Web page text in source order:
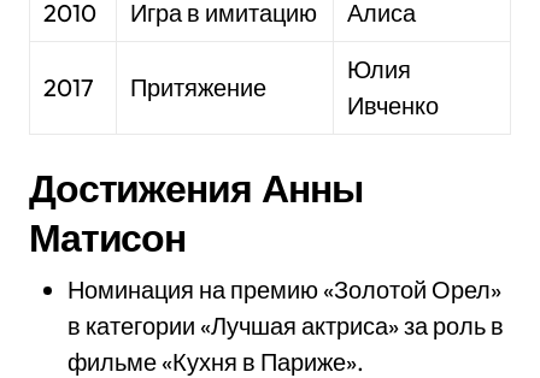
2010 Игра в имитацию Алиса
2017 Притяжение
Юлия
Ивченко
Достижения Анны
Матисон
Номинация на премию «Золотой Орел»
в категории «Лучшая актриса» за роль в
фильме «Кухня в Париже».